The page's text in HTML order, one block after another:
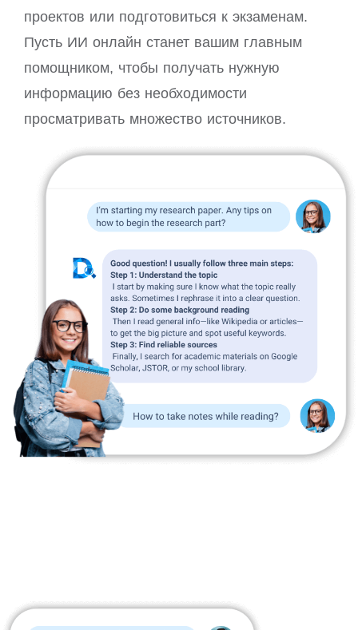
проектов или подготовиться к экзаменам.
Пусть ИИ онлайн станет вашим главным
помощником, чтобы получать нужную
информацию без необходимости
просматривать множество источников.